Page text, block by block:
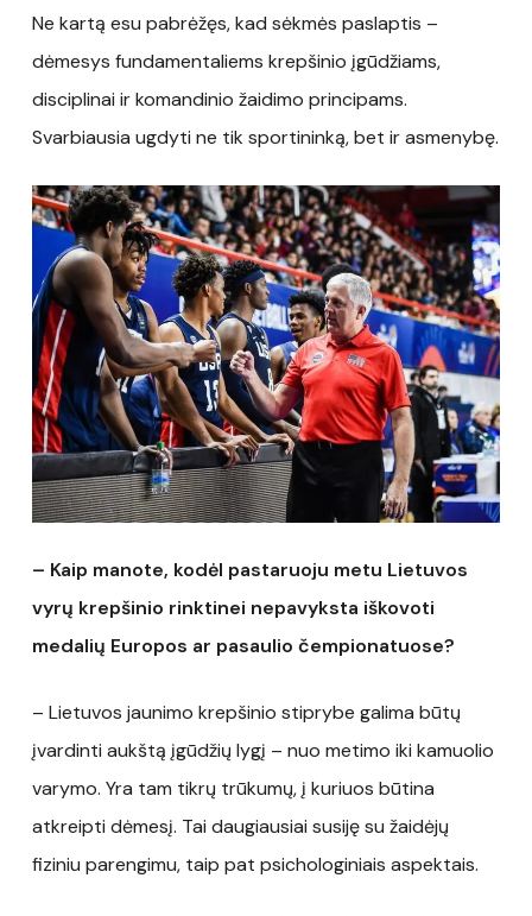
Ne kartą esu pabrėžęs, kad sėkmės paslaptis –
dėmesys fundamentaliems krepšinio įgūdžiams,
disciplinai ir komandinio žaidimo principams.
Svarbiausia ugdyti ne tik sportininką, bet ir asmenybę.
– Kaip manote, kodėl pastaruoju metu Lietuvos
vyrų krepšinio rinktinei nepavyksta iškovoti
medalių Europos ar pasaulio čempionatuose?
– Lietuvos jaunimo krepšinio stiprybe galima būtų
įvardinti aukštą įgūdžių lygį – nuo metimo iki kamuolio
varymo. Yra tam tikrų trūkumų, į kuriuos būtina
atkreipti dėmesį. Tai daugiausiai susiję su žaidėjų
fiziniu parengimu, taip pat psichologiniais aspektais.